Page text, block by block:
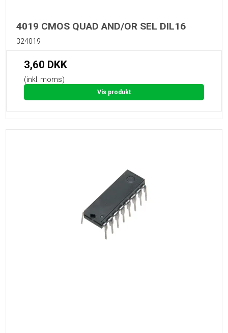
4019 CMOS QUAD AND/OR SEL DIL16
324019
3,60 DKK
(inkl. moms)
Vis produkt